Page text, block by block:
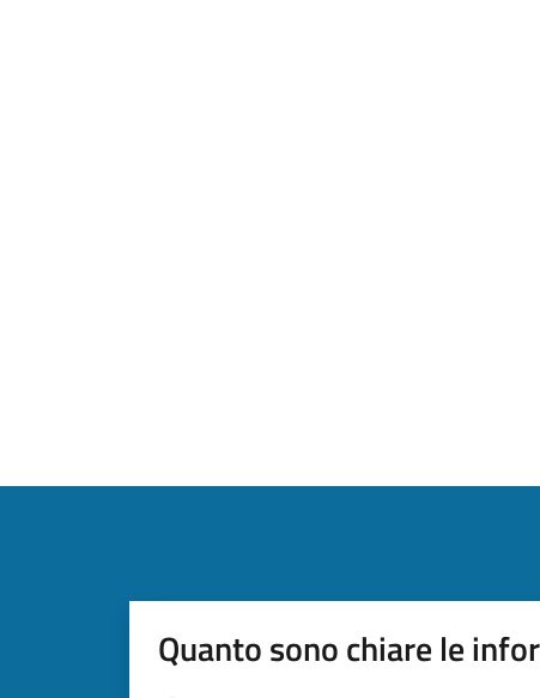
Quanto sono chiare le